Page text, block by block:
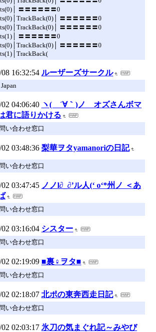
〓〓〓〓〓〓0
〓〓〓〓〓〓0
〓〓〓〓〓〓0
〓〓〓〓〓〓0
〓〓〓〓〓〓0
16:32:54 ルーザーズサークル
04:06:40 ヽ( ´∀｀)ノ オズさんボマ
君に語りかける
い合わせ窓口
03:48:36 梨華ヲタyamanoriの日記
い合わせ窓口
03:47:45 ノノl∂_∂’ル人(‘ o‘*州ノ ＜あ
い合わせ窓口
03:16:04 シスター
い合わせ窓口
02:19:09 ■裏♀ヲタ■
い合わせ窓口
02:18:07 北ポの東奔西走日記
い合わせ窓口
02:03:17 氷刀の気まぐれ記～みやび